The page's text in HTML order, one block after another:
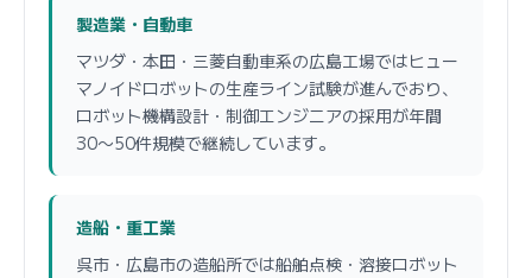
製造業・自動車
マツダ・本田・三菱自動車系の広島工場ではヒュー
マノイドロボットの生産ライン試験が進んでおり、
ロボット機構設計・制御エンジニアの採用が年間
30〜50件規模で継続しています。
造船・重工業
呉市・広島市の造船所では船舶点検・溶接ロボット